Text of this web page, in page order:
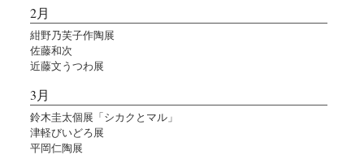
2月
紺野乃芙子作陶展
佐藤和次
近藤文うつわ展
3月
鈴木圭太個展「シカクとマル」
津軽びいどろ展
平岡仁陶展